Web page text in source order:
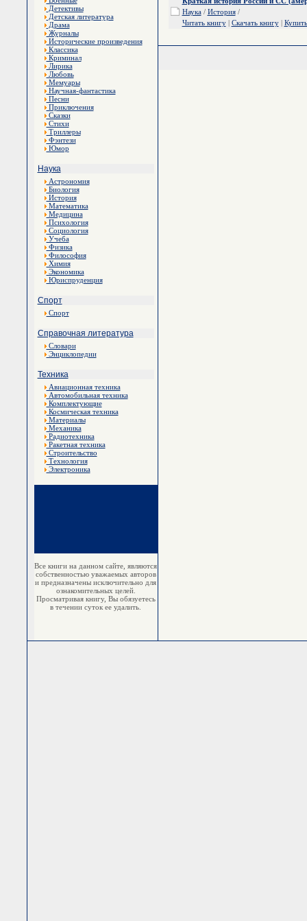
Детективы
Детская литература
Драма
Журналы
Исторические произведения
Классика
Криминал
Лирика
Любовь
Мемуары
Научная-фантастика
Песни
Приключения
Сказки
Стихи
Триллеры
Фэнтези
Юмор
Наука
Астрономия
Биология
История
Математика
Медицина
Психология
Социология
Учеба
Физика
Философия
Химия
Экономика
Юриспруденция
Спорт
Спорт
Справочная литература
Словари
Энциклопедии
Техника
Авиационная техника
Автомобильная техника
Комплектующие
Космическая техника
Материалы
Механика
Радиотехника
Ракетная техника
Строительство
Технология
Электроника
Все книги на данном сайте, являются
собственностью уважаемых авторов
и предназначены исключительно для
ознакомительных целей.
Просматривая книгу, Вы обязуетесь
в течении суток ее удалить.
Наука/ История/
Читать книгу| Скачать книгу| Купить